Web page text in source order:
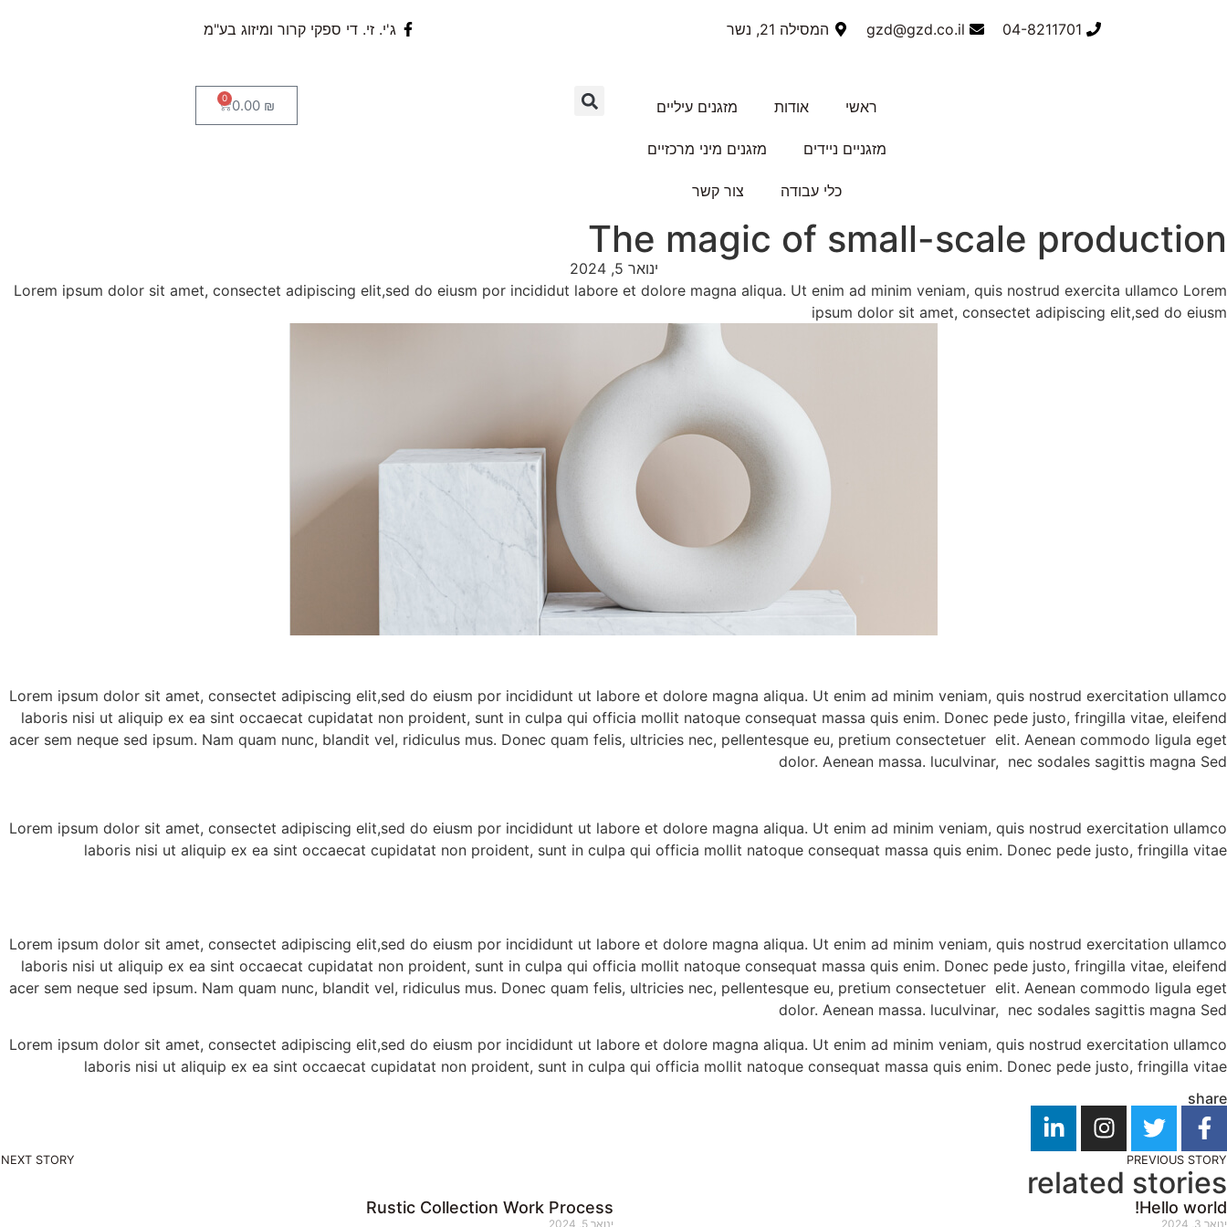
04-8211701
gzd@gzd.co.il המסילה 21, נשר ג'י. זי. די ספקי קרור ומיזוג בע"מ
ראשי אודות מזגנים עיליים
מזגניים ניידים מזגנים מיני מרכזיים
כלי עבודה צור קשר
0.00 ₪
0
The magic of small-scale production
ינואר 5, 2024
Lorem ipsum dolor sit amet, consectet adipiscing elit,sed do eiusm por incididut labore et dolore magna aliqua. Ut enim ad minim veniam, quis nostrud exercita ullamco Lorem
ipsum dolor sit amet, consectet adipiscing elit,sed do eiusm
Lorem ipsum dolor sit amet, consectet adipiscing elit,sed do eiusm por incididunt ut labore et dolore magna aliqua. Ut enim ad minim veniam, quis nostrud exercitation ullamco
laboris nisi ut aliquip ex ea sint occaecat cupidatat non proident, sunt in culpa qui officia mollit natoque consequat massa quis enim. Donec pede justo, fringilla vitae, eleifend
acer sem neque sed ipsum. Nam quam nunc, blandit vel, ridiculus mus. Donec quam felis, ultricies nec, pellentesque eu, pretium consectetuer elit. Aenean commodo ligula eget
dolor. Aenean massa. luculvinar, nec sodales sagittis magna Sed
Lorem ipsum dolor sit amet, consectet adipiscing elit,sed do eiusm por incididunt ut labore et dolore magna aliqua. Ut enim ad minim veniam, quis nostrud exercitation ullamco
laboris nisi ut aliquip ex ea sint occaecat cupidatat non proident, sunt in culpa qui officia mollit natoque consequat massa quis enim. Donec pede justo, fringilla vitae
Lorem ipsum dolor sit amet, consectet adipiscing elit,sed do eiusm por incididunt ut labore et dolore magna aliqua. Ut enim ad minim veniam, quis nostrud exercitation ullamco
laboris nisi ut aliquip ex ea sint occaecat cupidatat non proident, sunt in culpa qui officia mollit natoque consequat massa quis enim. Donec pede justo, fringilla vitae, eleifend
acer sem neque sed ipsum. Nam quam nunc, blandit vel, ridiculus mus. Donec quam felis, ultricies nec, pellentesque eu, pretium consectetuer elit. Aenean commodo ligula eget
dolor. Aenean massa. luculvinar, nec sodales sagittis magna Sed
Lorem ipsum dolor sit amet, consectet adipiscing elit,sed do eiusm por incididunt ut labore et dolore magna aliqua. Ut enim ad minim veniam, quis nostrud exercitation ullamco
laboris nisi ut aliquip ex ea sint occaecat cupidatat non proident, sunt in culpa qui officia mollit natoque consequat massa quis enim. Donec pede justo, fringilla vitae
share
PREVIOUS STORY
NEXT STORY
related stories
Hello world!
ינואר 3, 2024
Rustic Collection Work Process
ינואר 5, 2024